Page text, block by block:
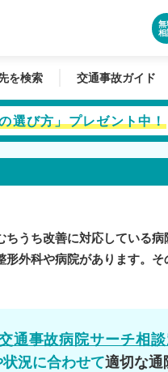
無
相
を検索 交通事故ガイド
選び方」プレゼント中！
うち改善に対応している病
形外科や病院があります。
交通事故病院サーチ相談
況に合わせて適切な通